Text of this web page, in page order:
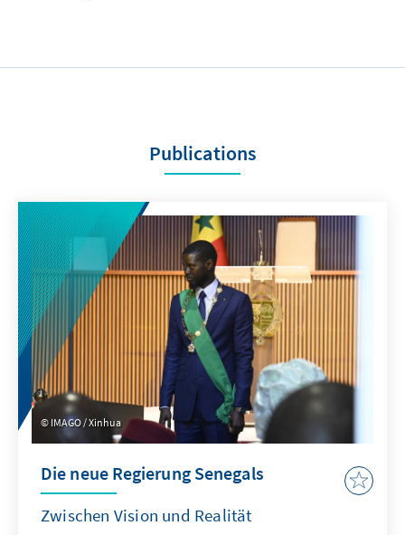
Publications
IMAGO / Xinhua
Die neue Regierung Senegals
Zwischen Vision und Realität